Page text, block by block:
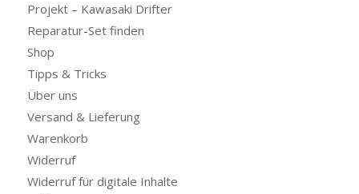
Projekt – Kawasaki Drifter
Reparatur-Set finden
Shop
Tipps & Tricks
Über uns
Versand & Lieferung
Warenkorb
Widerruf
Widerruf für digitale Inhalte